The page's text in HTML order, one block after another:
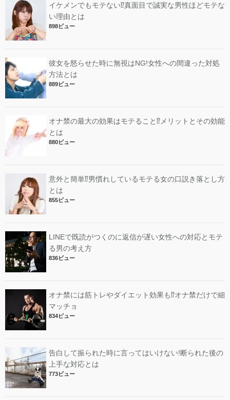
イケメンでもモテない⁉︎真面目で誠実な男性ほどモテな
い理由とは
898ビュー
彼女を怒らせた時に無視はNG!女性への間違った対処
方法とは
889ビュー
オナ禁の最大の効果はモテること⁉︎メリットとその効能
とは
880ビュー
意外と簡単⁉︎男慣れしているモテる女の口説き落とし方
とは
855ビュー
LINEで既読がつくのに返信が遅い女性への対応とモテ
る男の考え方
836ビュー
オナ禁には筋トレやダイエット効果も⁉︎オナ禁だけで細
マッチョ
834ビュー
告白して振られた時に言ってはいけない!断られた後の
上手な対応とは
773ビュー